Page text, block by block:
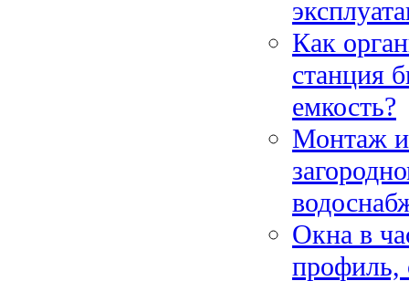
Как
станция
емкость?
Монтаж и
Окна в
профиль,